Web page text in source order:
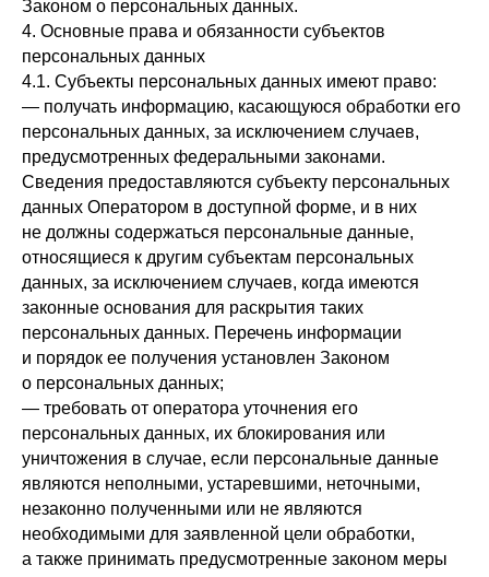
Законом о персональных данных.
4. Основные права и обязанности субъектов
персональных данных
4.1. Субъекты персональных данных имеют право:
— получать информацию, касающуюся обработки его
персональных данных, за исключением случаев,
предусмотренных федеральными законами.
Сведения предоставляются субъекту персональных
данных Оператором в доступной форме, и в них
не должны содержаться персональные данные,
относящиеся к другим субъектам персональных
данных, за исключением случаев, когда имеются
законные основания для раскрытия таких
персональных данных. Перечень информации
и порядок ее получения установлен Законом
о персональных данных;
— требовать от оператора уточнения его
персональных данных, их блокирования или
уничтожения в случае, если персональные данные
являются неполными, устаревшими, неточными,
незаконно полученными или не являются
необходимыми для заявленной цели обработки,
а также принимать предусмотренные законом меры